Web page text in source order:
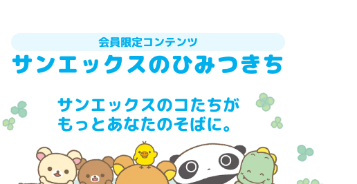
会員限定コンテンツ
サンエックスのひみつきち
サンエックスのコたちが
もっとあなたのそばに。